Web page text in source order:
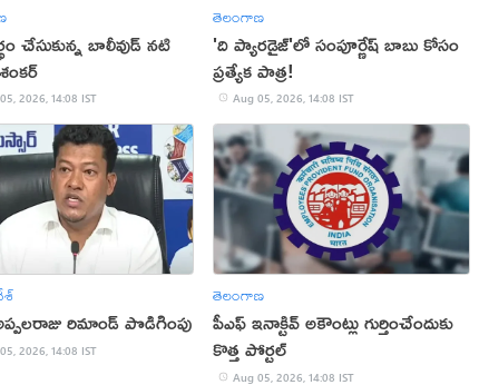
చేసుకున్న బాలీవుడ్ నటి
2026, 14:08 IST
తెలంగాణ
'ది ప్యారడైజ్'లో సంపూర్ణేష్ బాబు కోసం
ప్రత్యేక పాత్ర!
Aug 05, 2026, 14:08 IST
రిమాండ్ పొడిగింపు
2026, 14:08 IST
తెలంగాణ
పీఎఫ్ ఇనాక్టివ్ అకౌంట్లు గుర్తించేందుకు
కొత్త పోర్టల్
Aug 05, 2026, 14:08 IST